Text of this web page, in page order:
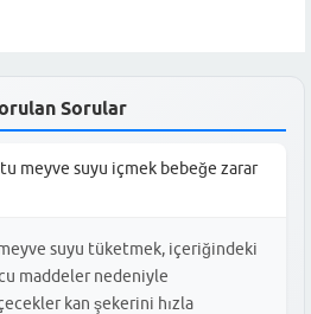
Sorular
meyve suyu içmek bebeğe zarar
suyu tüketmek, içeriğindeki
maddeler nedeniyle
kan şekerini hızla